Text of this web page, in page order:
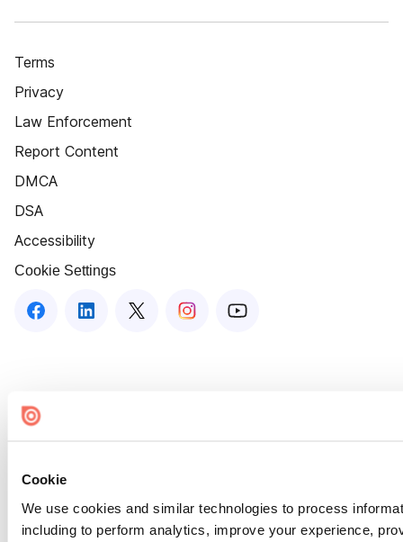
Cookie
We use cookies and similar technologies to process
including to perform analytics, improve your experience,
Terms
Privacy
Law Enforcement
Report Content
DMCA
DSA
Accessibility
Cookie Settings